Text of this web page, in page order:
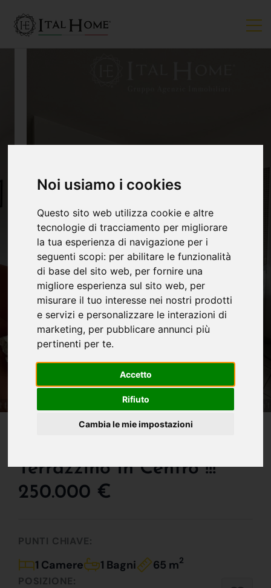
Noi usiamo i cookies
Questo sito web utilizza cookie e altre
tecnologie di tracciamento per migliorare
la tua esperienza di navigazione per i
seguenti scopi: per abilitare le funzionalità
di base del sito web, per fornire una
migliore esperienza sul sito web, per
misurare il tuo interesse nei nostri prodotti
e servizi e personalizzare le interazioni di
marketing, per pubblicare annunci più
pertinenti per te.
Accetto
Rifiuto
Cambia le mie impostazioni
VENDUTO
Terrazzino In Centro !!!
250.000 €
PUNTI CHIAVE:
1 Camere 1 Bagni 65 m2
POSIZIONE: